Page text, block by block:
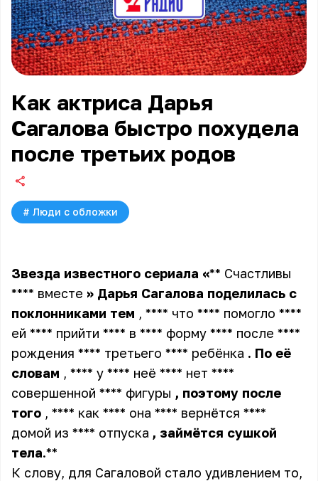
Как актриса Дарья
Сагалова быстро похудела
после третьих родов
# Люди с обложки
Звезда известного сериала «** Счастливы
**** вместе » Дарья Сагалова поделилась с
поклонниками тем , **** что **** помогло ****
ей **** прийти **** в **** форму **** после ****
рождения **** третьего **** ребёнка . По её
словам , **** у **** неё **** нет ****
совершенной **** фигуры , поэтому после
того , **** как **** она **** вернётся ****
домой из **** отпуска , займётся сушкой
тела.**
К слову, для Сагаловой стало удивлением то,